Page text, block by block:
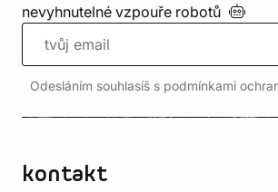
nevyhnutelné vzpouře robotů
Odesláním souhlasíš s podmínkami
kontakt